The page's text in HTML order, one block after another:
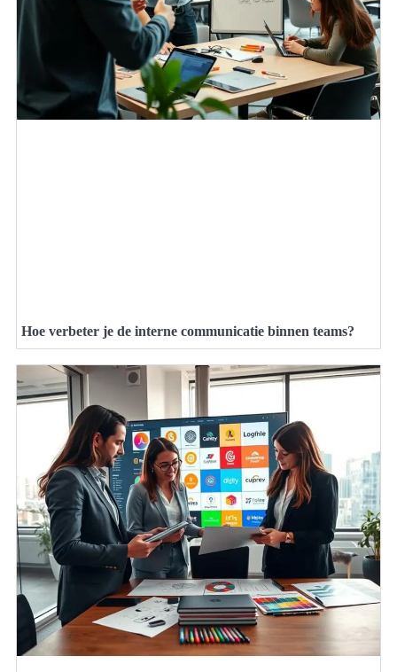
Hoe verbeter je de interne communicatie binnen teams?